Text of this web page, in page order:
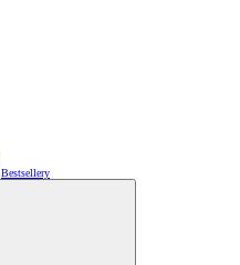
Bestsellery